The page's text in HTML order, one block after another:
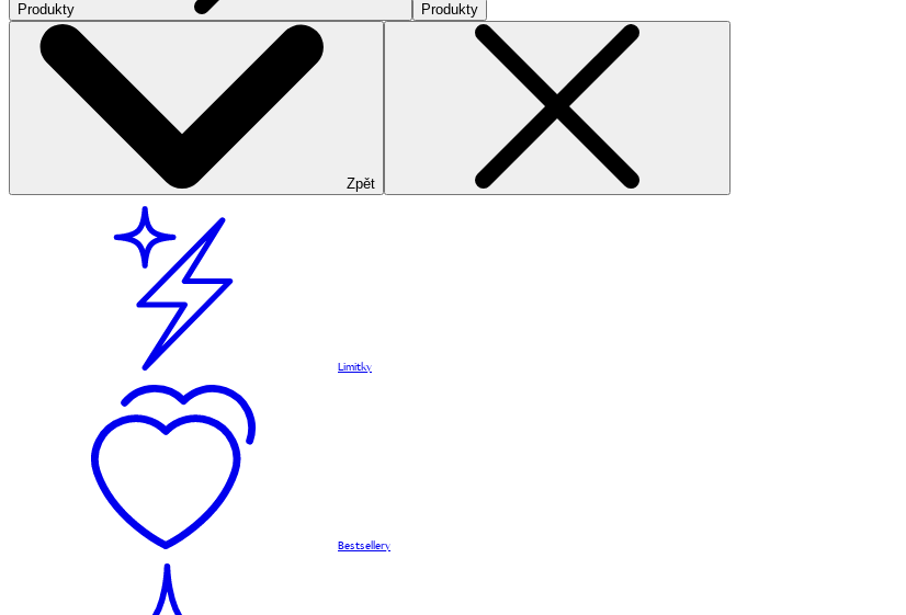
Produkty Produkty
Zpět
Limitky
Bestsellery